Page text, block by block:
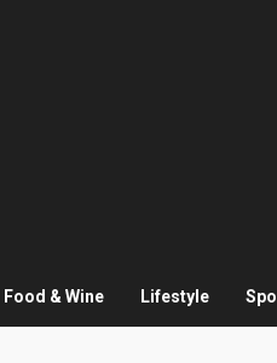
Food & Wine Lifestyle